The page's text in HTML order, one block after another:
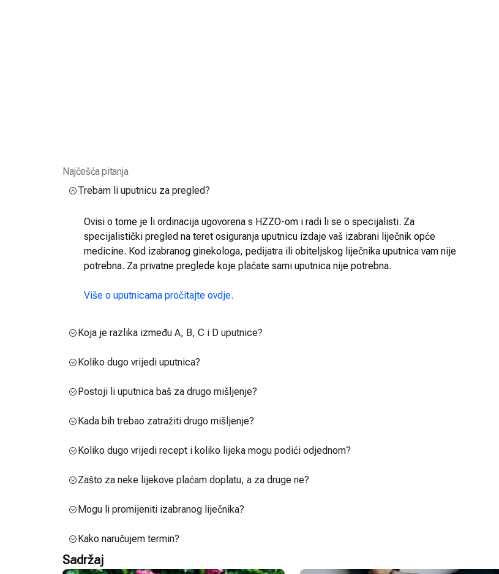
Najčešća pitanja
Trebam li uputnicu za pregled?
Ovisi o tome je li ordinacija ugovorena s HZZO-om i radi li se o specijalisti. Za
specijalistički pregled na teret osiguranja uputnicu izdaje vaš izabrani liječnik opće
medicine. Kod izabranog ginekologa, pedijatra ili obiteljskog liječnika uputnica vam nije
potrebna. Za privatne preglede koje plaćate sami uputnica nije potrebna.
Više o uputnicama pročitajte ovdje.
Koja je razlika između A, B, C i D uputnice?
Koliko dugo vrijedi uputnica?
Postoji li uputnica baš za drugo mišljenje?
Kada bih trebao zatražiti drugo mišljenje?
Koliko dugo vrijedi recept i koliko lijeka mogu podići odjednom?
Zašto za neke lijekove plaćam doplatu, a za druge ne?
Mogu li promijeniti izabranog liječnika?
Kako naručujem termin?
Sadržaj